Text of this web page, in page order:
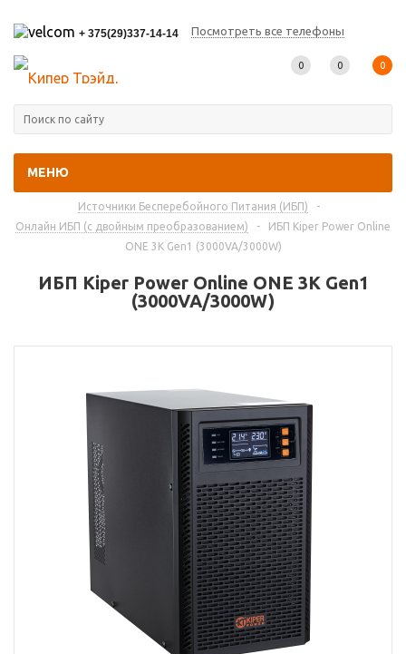
+ 375(29)337-14-14 Посмотреть все телефоны
МЕНЮ
0 0 0
Источники Бесперебойного Питания (ИБП)
-
Онлайн ИБП (с двойным преобразованием)
-
ИБП Kiper Power Online
ONE 3K Gen1 (3000VA/3000W)
ИБП Kiper Power Online ONE 3K Gen1
(3000VA/3000W)